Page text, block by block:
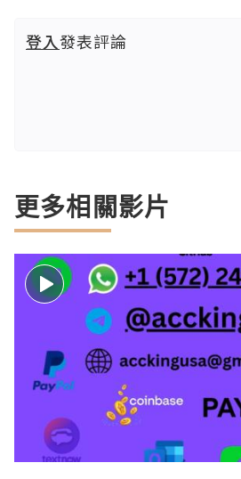
登入發表評論
更多相關影片